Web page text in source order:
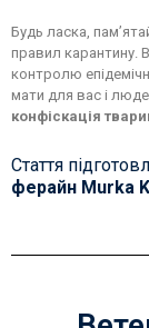
Будь ласка,
правил карантину.
контролю
мати для вас і
конфіскація
Стаття
ферайн Murka